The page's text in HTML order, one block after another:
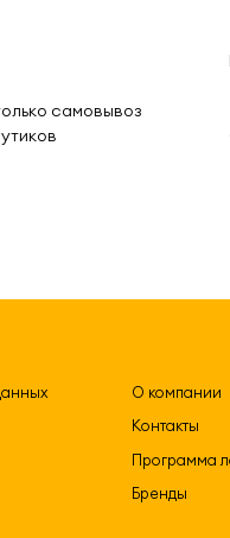
самовывоз
О компании
Контакты
Программа
Бренды